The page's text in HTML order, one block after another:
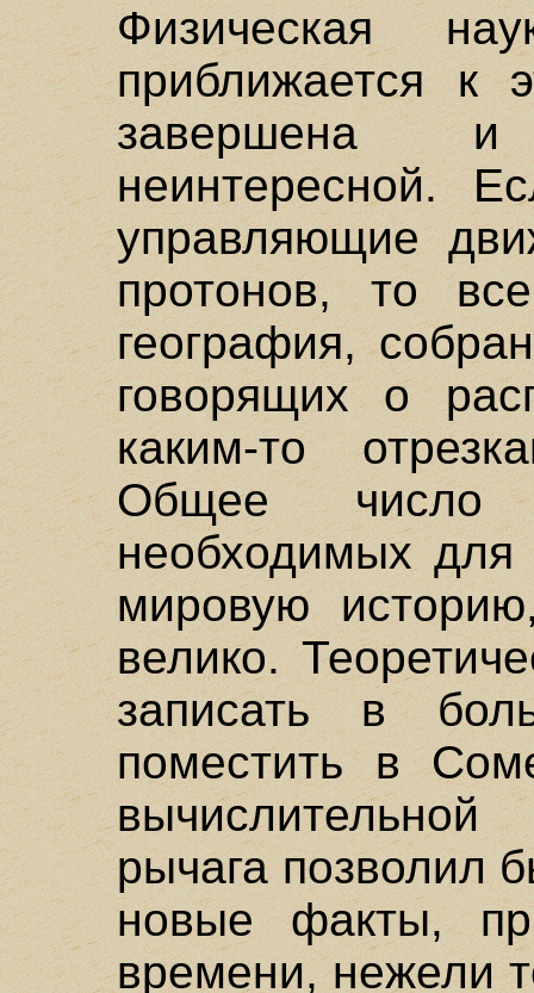
Физическая
приближается к
завершена
неинтересной.
управляющие
протонов, то
география,
говорящих о
каким-то
Общее число
необходимых для
мировую
велико.
записать в
поместить в
рычага позволил
новые факты,
времени, нежели